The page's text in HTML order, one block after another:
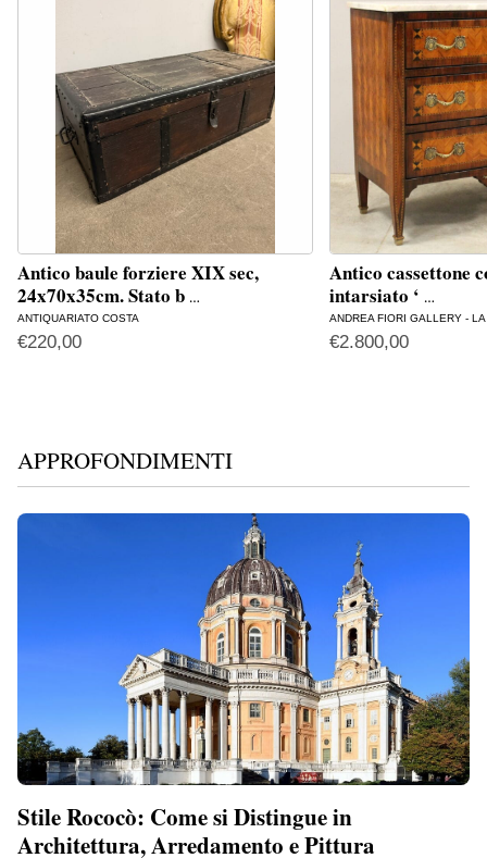
Antico baule forziere XIX sec,
24x70x35cm. Stato b …
ANTIQUARIATO COSTA
€220,00
Antico cassettone
intarsiato ‘ …
ANDREA FIORI GALLERY -
€2.800,00
APPROFONDIMENTI
Stile Rococò: Come si Distingue in
Architettura, Arredamento e Pittura